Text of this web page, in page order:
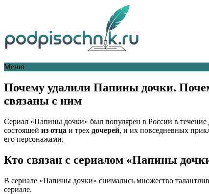
Меню
Почему удалили Папины дочки.
связаны с ним
Сериал «Папины дочки» был популярен в России в течение
состоящей из отца и трех дочерей, и их повседневных
его персонажами.
Кто связан с сериалом «Папины
В сериале «Папины дочки» снимались множество
сериале.